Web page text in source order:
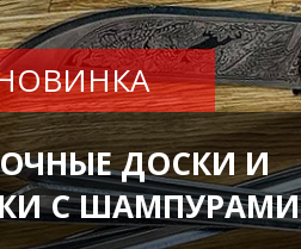
ДОСКИ И
С ШАМПУРАМИ